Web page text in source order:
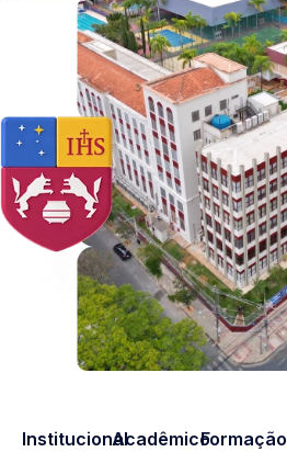
InstitucionalAcadêmicoFormação